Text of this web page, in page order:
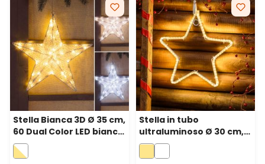
Stella Bianca 3D Ø 35 cm,
60 Dual Color LED bianco
caldo e freddo
Stella in tubo
ultraluminoso Ø 30 cm,
96 led bianco caldo